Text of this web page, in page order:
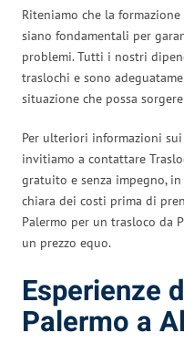
Riteniamo che la
siano fondamentali per
problemi. Tutti i nostri
traslochi e sono
situazione che possa
Per ulteriori informazioni
invitiamo a contattare
gratuito e senza impegno, in
chiara dei costi prima di
Palermo per un trasloco da
un prezzo equo.
Esperienze
Palermo a